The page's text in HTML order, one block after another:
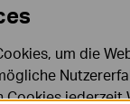
filtern:
um die
Cookies